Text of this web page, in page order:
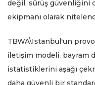
değil, sürüş güvenliğini
ekipmanı olarak
TBWA\Istanbul'un
iletişim modeli, bayram
istatistiklerini aşağı
daha güvenli bir